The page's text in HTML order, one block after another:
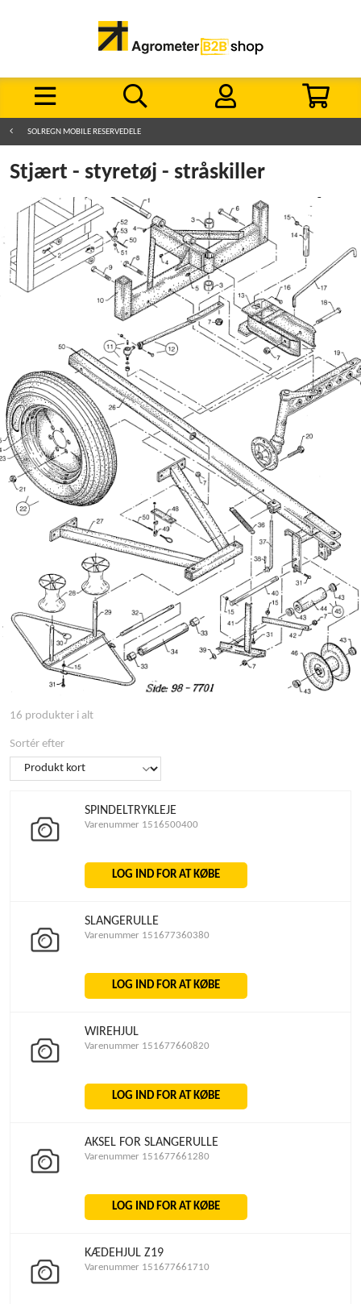
SOLREGN MOBILE RESERVEDELE
Stjært - styretøj - stråskiller
16 produkter i alt
Sortér efter
SPINDELTRYKLEJE
Varenummer 1516500400
LOG IND FOR AT KØBE
SLANGERULLE
Varenummer 151677360380
LOG IND FOR AT KØBE
WIREHJUL
Varenummer 151677660820
LOG IND FOR AT KØBE
AKSEL FOR SLANGERULLE
Varenummer 151677661280
LOG IND FOR AT KØBE
KÆDEHJUL Z19
Varenummer 151677661710